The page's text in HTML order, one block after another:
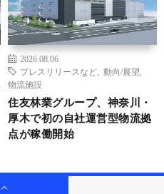
2026.08.06
プレスリリースなど
動向/展望
物流施設
住友林業グループ、神奈川・
厚木で初の自社運営型物流拠
点が稼働開始